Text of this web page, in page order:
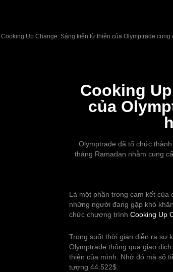
Cooking Up Change: Sáng kiến từ thiện của Olymptrade
Cooking
của
Olymptrade đã tổ chức
tháng Ramadan nhằm cung
Là một phần trong cam kết
những người đang gặp khó
chức chương trình Cooking Up
Trong suốt thời gian diễn ra sự
Olymptrade thông qua giao
thiện của mình. Nhờ đó mà số
tượng 44.522$.